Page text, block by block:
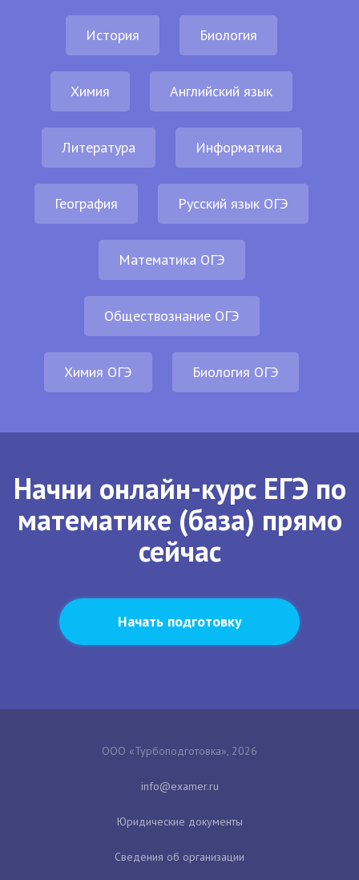
История Биология
Химия Английский язык
Литература Информатика
География Русский язык ОГЭ
Математика ОГЭ
Обществознание ОГЭ
Химия ОГЭ Биология ОГЭ
Начни онлайн-курс ЕГЭ по
математике (база) прямо
сейчас
Начать подготовку
ООО «Турбоподготовка», 2026
Юридические документы
Сведения об организации